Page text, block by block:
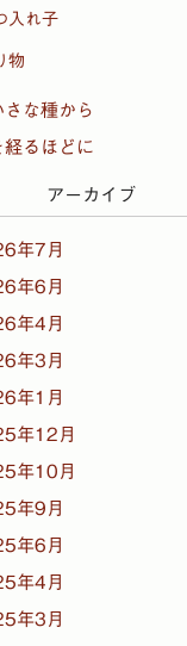
入れ子
物
さな種から
経るほどに
アーカイブ
年7月
年6月
年4月
年3月
年1月
年12月
年10月
年9月
年6月
年4月
年3月